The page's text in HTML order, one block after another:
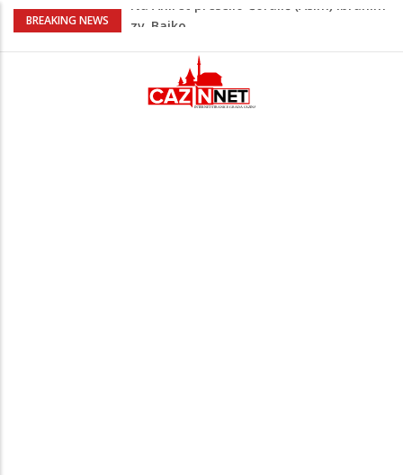
BREAKING NEWS
Nakon velikih vrućina u BiH stiže kiša
zapošljavanje i očuvanje radnih mjesta
Dok Evropa ostavlja cigarete, Hrvati
puše sve više: Treći su u cijeloj EU